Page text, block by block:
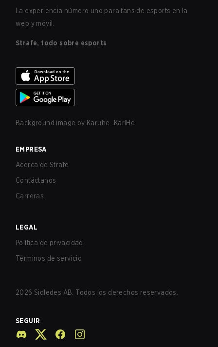
La experiencia número uno para fans de esports en la
web y móvil.
Strafe, todo sobre esports
Background image by Karuhe_KarlHe
EMPRESA
Acerca de Strafe
Contáctanos
Carreras
LEGAL
Política de privacidad
Términos de servicio
2026 Sidledes AB. Todos los derechos reservados.
SEGUIR